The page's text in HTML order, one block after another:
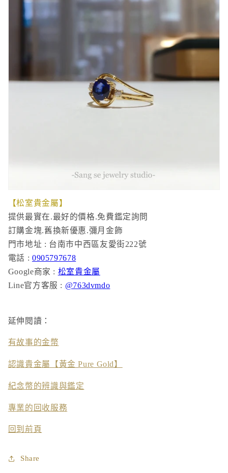
【松室貴金屬】
提供最實在.最好的價格.免費鑑定詢問
訂購金塊.舊換新優惠.彌月金飾
門市地址 : 台南市中西區友愛街222號
電話 : 0905797678
Google商家 : 松室貴金屬
Line官方客服 : @763dvmdo
延伸閱讀：
有故事的金幣
認識貴金屬【黃金 Pure Gold】
紀念幣的辨識與鑑定
專業的回收服務
回到前頁
Share